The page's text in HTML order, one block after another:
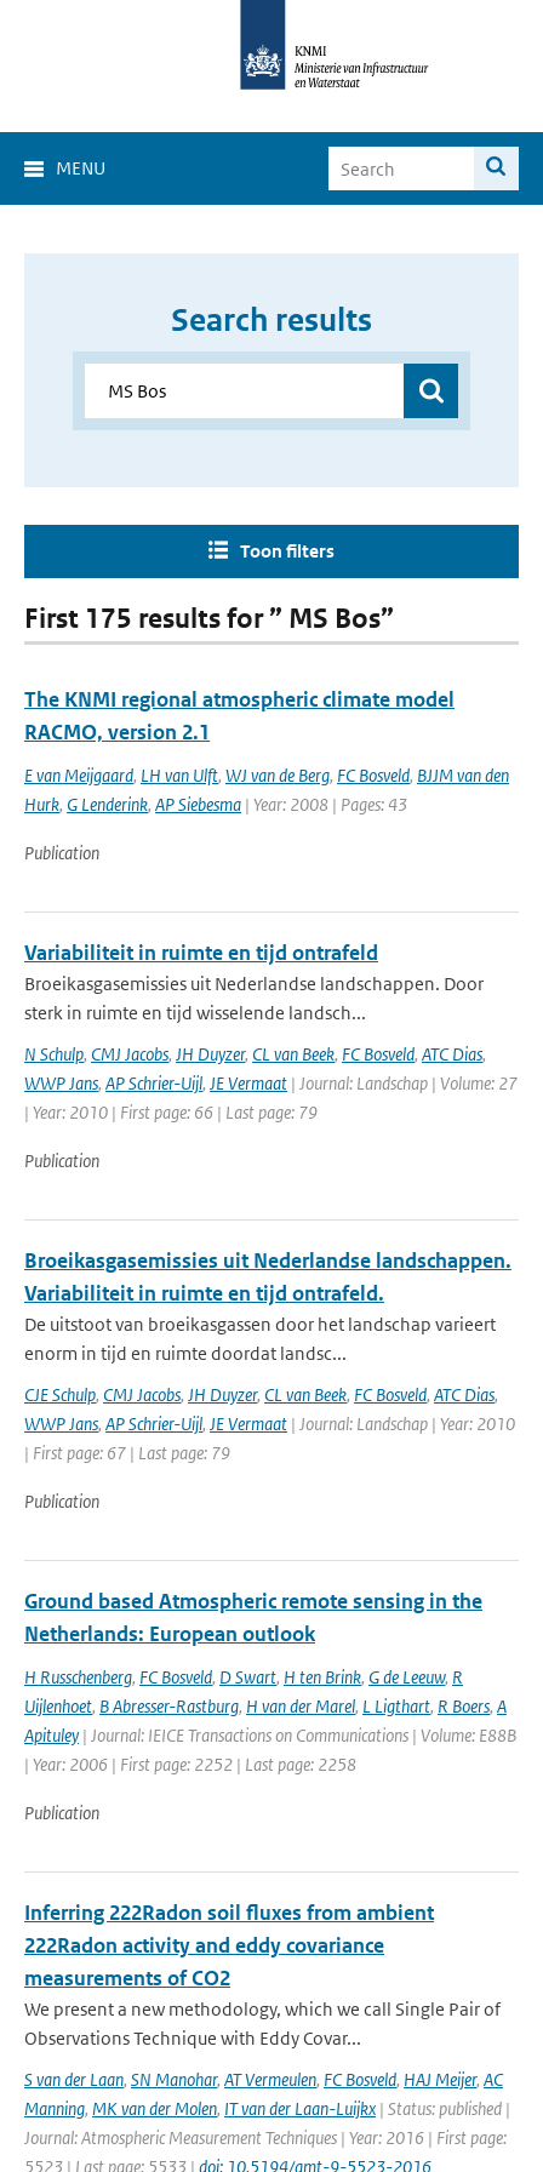
MENU
Search results
Toon filters
First 175 results for ” MS Bos”
The KNMI regional atmospheric climate model
RACMO, version 2.1
E van Meijgaard, LH van Ulft, WJ van de Berg, FC Bosveld, BJJM van den
Hurk, G Lenderink, AP Siebesma | Year: 2008 | Pages: 43
Publication
Variabiliteit in ruimte en tijd ontrafeld
Broeikasgasemissies uit Nederlandse landschappen. Door
sterk in ruimte en tijd wisselende landsch...
N Schulp, CMJ Jacobs, JH Duyzer, CL van Beek, FC Bosveld, ATC Dias,
WWP Jans, AP Schrier-Uijl, JE Vermaat | Journal: Landschap | Volume: 27
| Year: 2010 | First page: 66 | Last page: 79
Publication
Broeikasgasemissies uit Nederlandse landschappen.
Variabiliteit in ruimte en tijd ontrafeld.
De uitstoot van broeikasgassen door het landschap varieert
enorm in tijd en ruimte doordat landsc...
CJE Schulp, CMJ Jacobs, JH Duyzer, CL van Beek, FC Bosveld, ATC Dias,
WWP Jans, AP Schrier-Uijl, JE Vermaat | Journal: Landschap | Year: 2010
| First page: 67 | Last page: 79
Publication
Ground based Atmospheric remote sensing in the
Netherlands: European outlook
H Russchenberg, FC Bosveld, D Swart, H ten Brink, G de Leeuw, R
Uijlenhoet, B Abresser-Rastburg, H van der Marel, L Ligthart, R Boers, A
Apituley | Journal: IEICE Transactions on Communications | Volume: E88B
| Year: 2006 | First page: 2252 | Last page: 2258
Publication
Inferring 222Radon soil fluxes from ambient
222Radon activity and eddy covariance
measurements of CO2
We present a new methodology, which we call Single Pair of
Observations Technique with Eddy Covar...
S van der Laan, SN Manohar, AT Vermeulen, FC Bosveld, HAJ Meijer, AC
Manning, MK van der Molen, IT van der Laan-Luijkx | Status: published |
Journal: Atmospheric Measurement Techniques | Year: 2016 | First page:
5523 | Last page: 5533 | doi: 10.5194/amt-9-5523-2016